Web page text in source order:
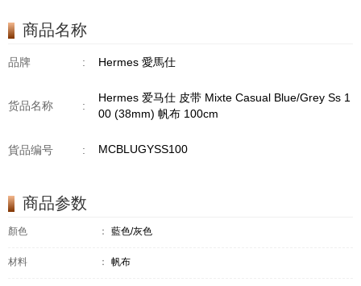
商品名称
品牌 : Hermes 愛馬仕
货品名称 :
Hermes 爱马仕 皮带 Mixte Casual Blue/Grey Ss 1
00 (38mm) 帆布 100cm
貨品编号 : MCBLUGYSS100
商品参数
顏色 ： 藍色/灰色
材料 ： 帆布